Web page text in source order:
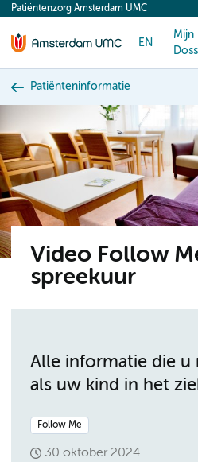
content
Patiëntenzorg Amsterdam UMC
EN
Mijn
Patiënteninformatie
Video Follow
spreekuur
Alle informatie die u
als uw kind in het
Follow Me
30 oktober 2024